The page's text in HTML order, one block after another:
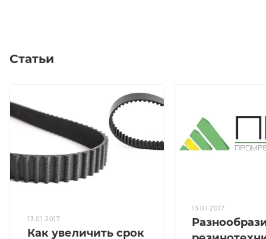
Статьи
13.01.2017
Как увеличить срок
13.01.2017